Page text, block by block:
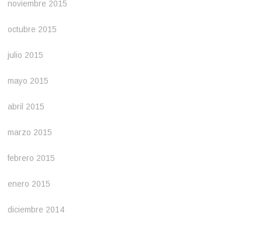
noviembre 2015
octubre 2015
julio 2015
mayo 2015
abril 2015
marzo 2015
febrero 2015
enero 2015
diciembre 2014